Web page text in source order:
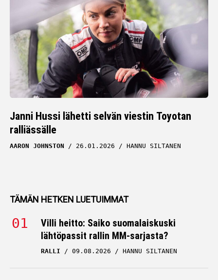
Janni Hussi lähetti selvän viestin Toyotan
ralliässälle
AARON JOHNSTON 26.01.2026 HANNU SILTANEN
TÄMÄN HETKEN LUETUIMMAT
Villi heitto: Saiko suomalaiskuski
lähtöpassit rallin MM-sarjasta?
RALLI 09.08.2026 HANNU SILTANEN